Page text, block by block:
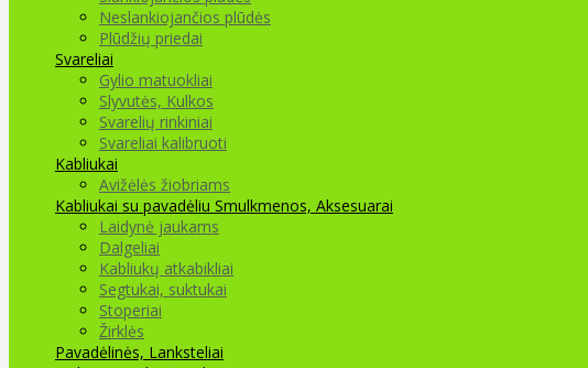
Neslankiojančios plūdės
Plūdžių priedai
Svareliai
Gylio matuokliai
Slyvutės, Kulkos
Svarelių rinkiniai
Svareliai kalibruoti
Kabliukai
Avižėlės žiobriams
Kabliukai su pavadėliu Smulkmenos, Aksesuarai
Laidynė jaukams
Dalgeliai
Kabliukų atkabikliai
Segtukai, suktukai
Stoperiai
Žirklės
Pavadėlinės, Lanksteliai